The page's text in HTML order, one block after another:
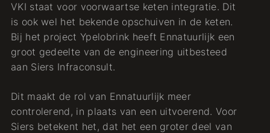
VKI staat voor voorwaartse keten integratie. Dit
is ook wel het bekende opschuiven in de keten.
Bij het project Ypelobrink heeft Ennatuurlijk een
groot gedeelte van de engineering uitbesteed
aan Siers Infraconsult.
Dit maakt de rol van Ennatuurlijk meer
controlerend, in plaats van een uitvoerend. Voor
Siers betekent het, dat het een groter deel van